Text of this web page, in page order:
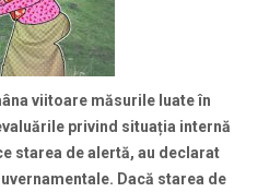
viitoare măsurile luate în
privind situația internă
starea de alertă, au declarat
Dacă starea de